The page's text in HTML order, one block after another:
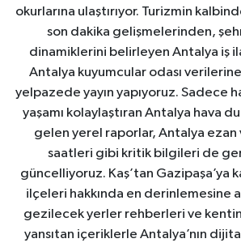
okurlarına ulaştırıyor. Turizmin
son dakika gelişmelerinden,
dinamiklerini belirleyen Antalya iş
Antalya kuyumcular odası
yelpazede yayın yapıyoruz. Sadece
yaşamı kolaylaştıran Antalya hava
gelen yerel raporlar, Antalya ezan
saatleri gibi kritik bilgileri de
güncelliyoruz. Kaş’tan Gazipaşa’ya
ilçeleri hakkında en derinlemesine
gezilecek yerler rehberleri ve kentin
yansıtan içeriklerle Antalya’nın